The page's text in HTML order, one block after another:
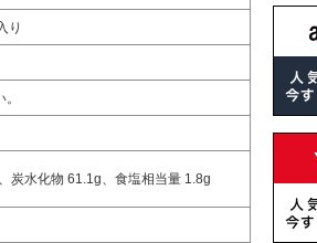
り
炭水化物 61.1g、食塩相当量 1.8g